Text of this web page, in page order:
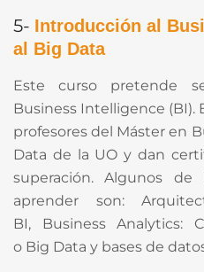
5- Introducción al
al Big Data
Este curso pretende
Business Intelligence
profesores del Máster en
Data de la UO y dan
superación. Algunos
aprender son:
BI, Business Analytics:
o Big Data y bases de